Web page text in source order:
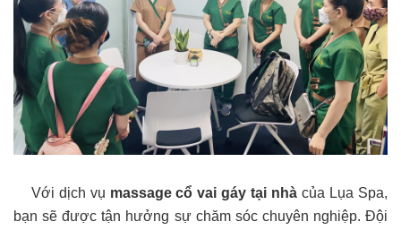
Với dịch vụ massage cổ vai gáy tại nhà của Lụa Spa,
bạn sẽ được tận hưởng sự chăm sóc chuyên nghiệp. Đội